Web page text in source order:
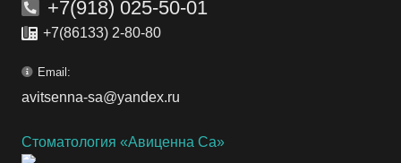
+7(918) 025-50-01
+7(86133) 2-80-80
Email:
avitsenna-sa@yandex.ru
Стоматология «Авиценна Са»